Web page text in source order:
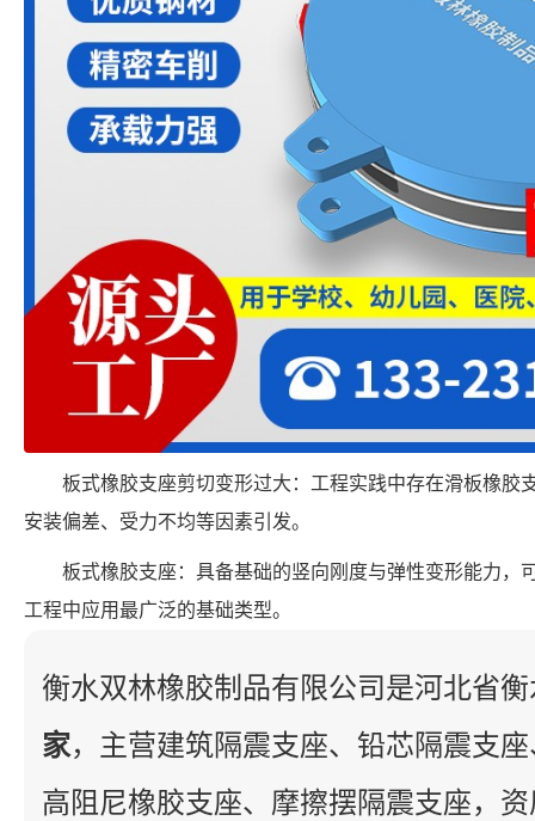
板式橡胶支座剪切变形过大：工程实践中存在滑板橡胶
安装偏差、受力不均等因素引发。
板式橡胶支座：具备基础的竖向刚度与弹性变形能力，
工程中应用最广泛的基础类型。
衡水双林橡胶制品有限公司是河北省
家，主营建筑隔震支座、铅芯隔震支
高阻尼橡胶支座、摩擦摆隔震支座，